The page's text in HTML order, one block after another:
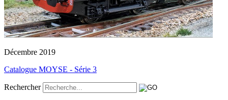
Décembre 2019
Catalogue MOYSE - Série 3
Rechercher